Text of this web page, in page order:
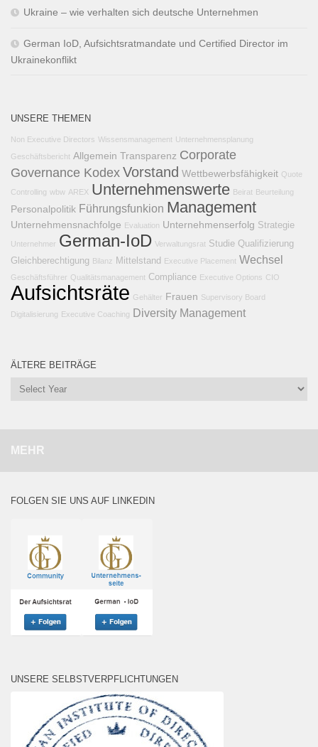
Ukraine – wie verhalten sich deutsche Unternehmen
German IoD, Aufsichtsratmandate und Certified Director im
Ukrainekonflikt
UNSERE THEMEN
Non Executive Directors Wissensmanagement
Unternehmensplanung
Geschäftsbericht Allgemein Transparenz Corporate
Governance Kodex Vorstand Wettbewerbsfähigkeit Quote
Controlling wbw AREX Unternehmenswerte Beirat Beurteilung
Personalpolitik Führungsfunkion Management
Unternehmensnachfolge Evaluation Unternehmenserfolg Strategie
Unternehmer German-IoD Verwaltungsrat Studie Qualifizierung
Gleichberechtigung Bilanz Mittelstand Executive Placement Wechsel
Geschäftsführer Qualitätsmanagement Compliance Executive Options CIO
Aufsichtsräte Gehälter Frauen Supervisory Board
Digitalisierung Executive Coaching Diversity Management
ÄLTERE BEITRÄGE
MEHR
FOLGEN SIE UNS AUF LINKEDIN
UNSERE SELBSTVERPFLICHTUNGEN